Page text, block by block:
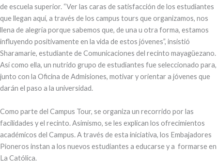
de escuela superior. “Ver las caras de satisfacción de los estudiantes
que llegan aquí, a través de los campus tours que organizamos, nos
llena de alegría porque sabemos que, de una u otra forma, estamos
influyendo positivamente en la vida de estos jóvenes”, insistió
Sharamarie, estudiante de Comunicaciones del recinto mayagüezano.
Así como ella, un nutrido grupo de estudiantes fue seleccionado para,
junto con la Oficina de Admisiones, motivar y orientar a jóvenes que
darán el paso a la universidad.
Como parte del Campus Tour, se organiza un recorrido por las
facilidades y el recinto. Asimismo, se les explican los ofrecimientos
académicos del Campus. A través de esta iniciativa, los Embajadores
Pioneros instan a los nuevos estudiantes a educarse y a formarse en
La Católica.